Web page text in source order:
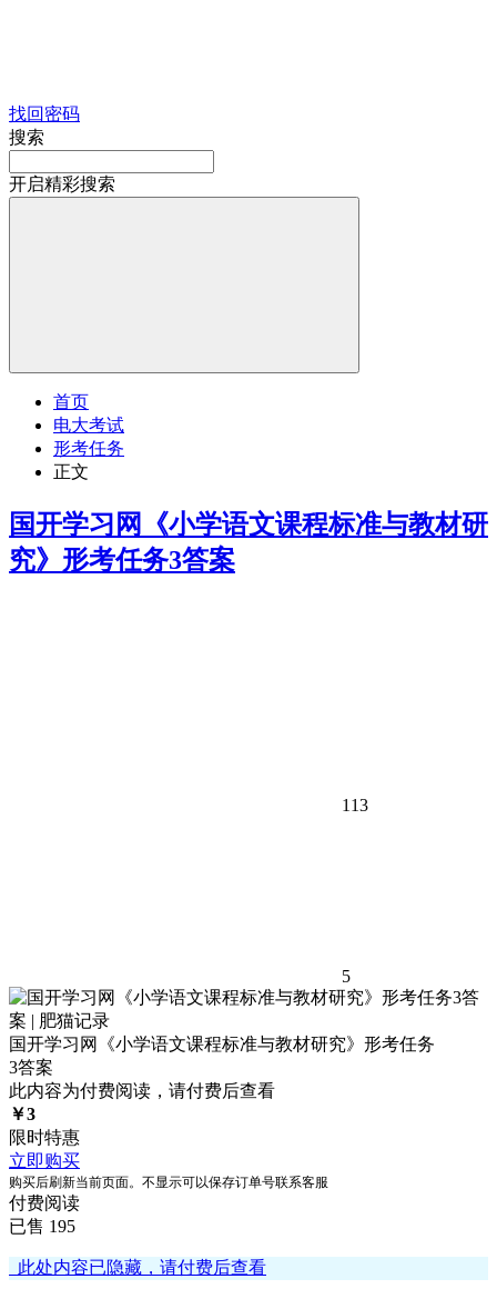
找回密码
搜索
开启精彩搜索
首页
电大考试
形考任务
正文
国开学习网《小学语文课程标准与教材研
究》形考任务3答案
113
5
国开学习网《小学语文课程标准与教材研究》形考任务
3答案
此内容为付费阅读，请付费后查看
￥3
限时特惠
立即购买
购买后刷新当前页面。不显示可以保存订单号联系客服
付费阅读
已售 195
此处内容已隐藏，请付费后查看